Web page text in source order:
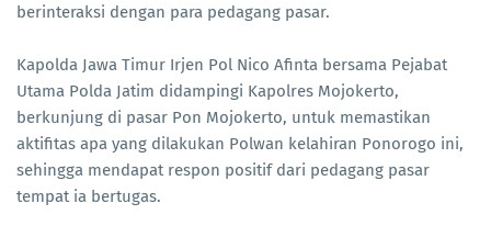
berinteraksi dengan para pedagang pasar.
Kapolda Jawa Timur Irjen Pol Nico Afinta bersama Pejabat
Utama Polda Jatim didampingi Kapolres Mojokerto,
berkunjung di pasar Pon Mojokerto, untuk memastikan
aktifitas apa yang dilakukan Polwan kelahiran Ponorogo ini,
sehingga mendapat respon positif dari pedagang pasar
tempat ia bertugas.